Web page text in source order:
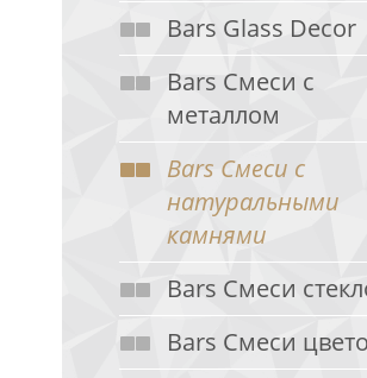
Bars Glass Decor
Bars Смеси с
металлом
Bars Смеси с
натуральными
камнями
Bars Смеси
Bars Смеси